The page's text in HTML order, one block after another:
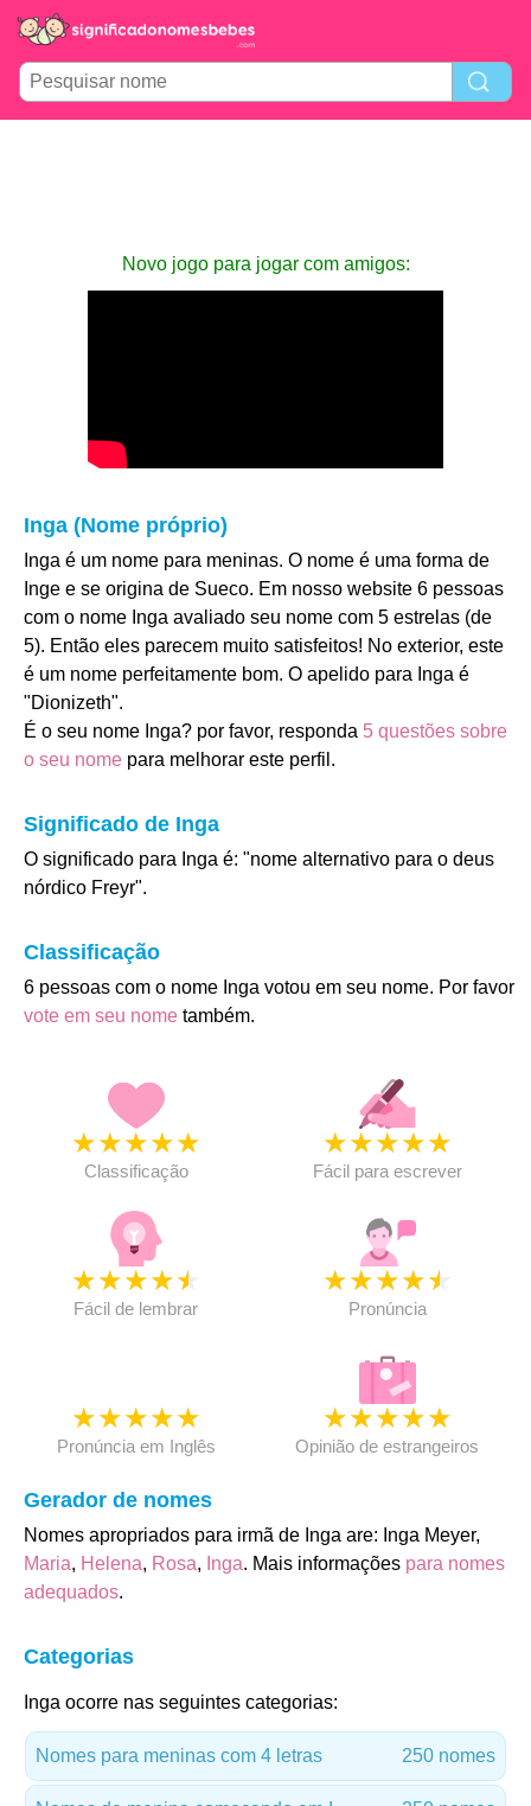
Novo jogo para jogar com amigos:
Inga (Nome próprio)
Inga é um nome para meninas. O nome é uma forma de
Inge e se origina de Sueco. Em nosso website 6 pessoas
com o nome Inga avaliado seu nome com 5 estrelas (de
5). Então eles parecem muito satisfeitos! No exterior, este
é um nome perfeitamente bom. O apelido para Inga é
"Dionizeth".
É o seu nome Inga? por favor, responda 5 questões sobre
o seu nome para melhorar este perfil.
Significado de Inga
O significado para Inga é: "nome alternativo para o deus
nórdico Freyr".
Classificação
6 pessoas com o nome Inga votou em seu nome. Por favor
vote em seu nome também.
★★★★★
Classificação
★★★★★
Fácil para escrever
★★★★★
Fácil de lembrar
★★★★★
Pronúncia
★★★★★
Pronúncia em Inglês
★★★★★
Opinião de estrangeiros
Gerador de nomes
Nomes apropriados para irmã de Inga are: Inga Meyer,
Maria, Helena, Rosa, Inga. Mais informações para nomes
adequados.
Categorias
Inga ocorre nas seguintes categorias:
Nomes para meninas com 4 letras 250 nomes